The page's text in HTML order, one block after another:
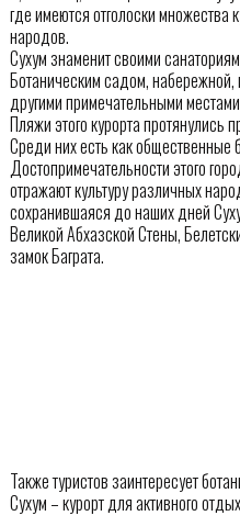
где имеются отголоски множества
народов.
Сухум знаменит своими
Ботаническим садом, набережной,
другими примечательными
Пляжи этого курорта протянулись
Среди них есть как общественные
Достопримечательности этого
отражают культуру различных
сохранившаяся до наших дней
Великой Абхазской Стены,
замок Баграта.
Также туристов заинтересует
Сухум – курорт для активного